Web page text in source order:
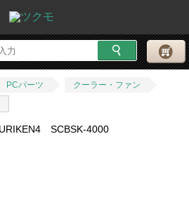
PCパーツ
クーラー・ファン